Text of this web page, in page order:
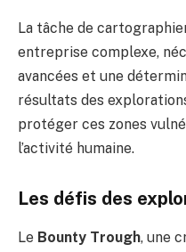
La tâche de
entreprise complexe,
avancées et une
résultats des
protéger ces zones
l’activité humaine.
Les défis des
Le Bounty Trough, une